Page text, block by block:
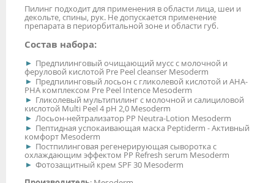
Пилинг подходит для применения в области лица, шеи и
декольте, спины, рук. Не допускается применение
препарата в периорбитальной зоне и области губ.
Состав набора:
Предпилинговый очищающий мусс с молочной и
феруловой кислотой Pre Peel cleanser Mesoderm
Предпилинговый лосьон с гликолевой кислотой и АНА-
РНА комплексом Pre Peel Intence Mesoderm
Гликолевый мультипилинг с молочной и салициловой
кислотой Multi Peel 4 рН 2,0 Mesoderm
Лосьон-нейтрализатор PP Neutra-Lotion Mesoderm
Пептидная успокаивающая маска Peptiderm - Активный
комфорт Mesoderm
Постпилинговая регенерирующая сыворотка с
охлаждающим эффектом PP Refresh serum Mesoderm
Фотозащитный крем SPF 30 Mesoderm